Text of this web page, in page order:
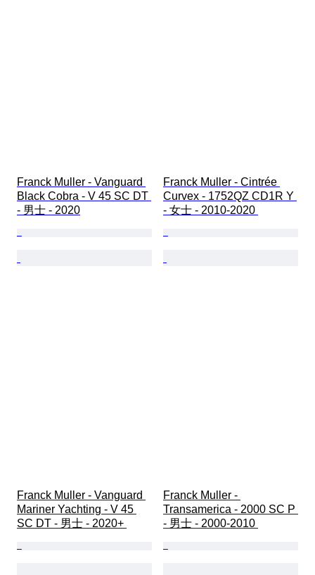
Franck Muller - Vanguard
Black Cobra - V 45 SC DT
- 男士 - 2020
Franck Muller - Cintrée
Curvex - 1752QZ CD1R Y
- 女士 - 2010-2020
Franck Muller - Vanguard
Mariner Yachting - V 45
SC DT - 男士 - 2020+
Franck Muller -
Transamerica - 2000 SC P
- 男士 - 2000-2010